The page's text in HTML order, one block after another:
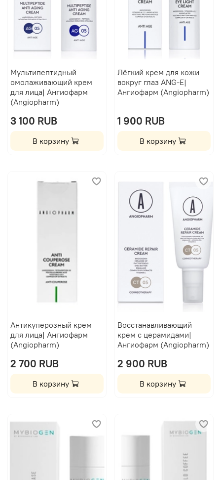
Мультипептидный
омолаживающий крем
для лица| Ангиофарм
(Angiopharm)
3 100 RUB
В корзину
Лёгкий крем для кожи
вокруг глаз ANG-E|
Ангиофарм (Angiopharm)
1 900 RUB
В корзину
Антикуперозный крем
для лица| Ангиофарм
(Angiopharm)
2 700 RUB
В корзину
Восстанавливающий
крем с церамидами|
Ангиофарм (Angiopharm)
2 900 RUB
В корзину